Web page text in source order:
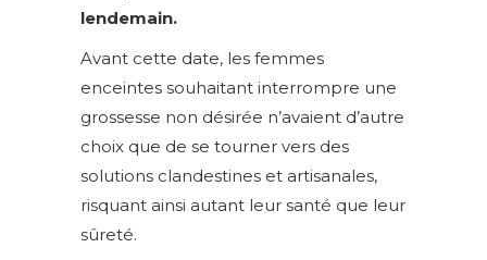
lendemain.
Avant cette date, les femmes
enceintes souhaitant interrompre une
grossesse non désirée n’avaient d’autre
choix que de se tourner vers des
solutions clandestines et artisanales,
risquant ainsi autant leur santé que leur
sûreté.